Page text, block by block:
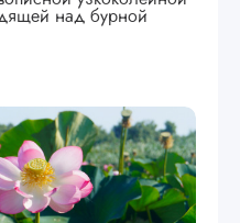
над бурной